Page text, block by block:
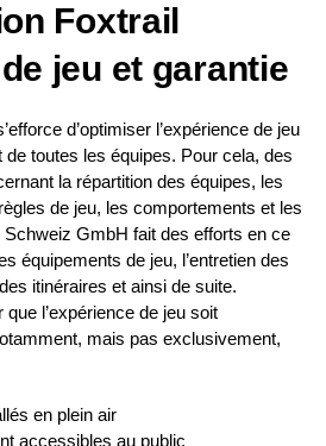
Foxtrail
jeu et garantie
d’optimiser l’expérience de jeu
toutes les équipes. Pour cela, des
la répartition des équipes, les
de jeu, les comportements et les
GmbH fait des efforts en ce
équipements de jeu, l’entretien des
itinéraires et ainsi de suite.
l’expérience de jeu soit
mais pas exclusivement,
en plein air
accessibles au public